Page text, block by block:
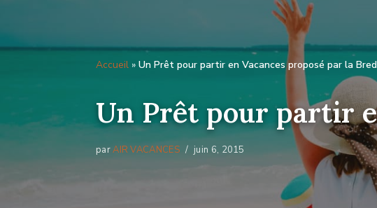
Accueil » Un Prêt pour partir en Vacances proposé par la Bred
Un Prêt pour partir
parAIR VACANCES juin 6, 2015